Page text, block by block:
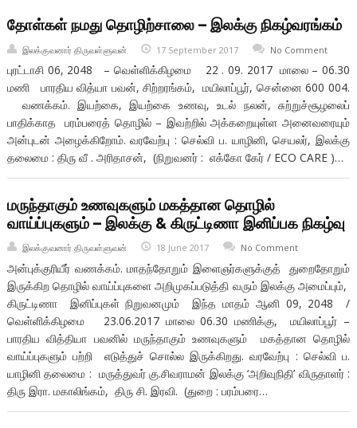
தோள்கள் நமது தொழிற்சாலை – இலக்கு நிகழ்வரங்கம்
இலக்குவனார் திருவள்ளுவன் 17 September 2017 No Comment
புரட்டாசி 06, 2048 – வெள்ளிக்கிழமை 22 . 09. 2017 மாலை – 06.30
மணி பாரதிய வித்யா பவன், சிற்றரங்கம், மயிலாப்பூர், சென்னை 600 004.
வணக்கம். இயற்கை, இயற்கை உணவு, உடல் நலன், சுற்றுச்சூழலைப்
பாதிக்காத பரம்பரைத் தொழில் – இவற்றில் அக்கறையுள்ள அனைவரையும்
அன்புடன் அழைக்கிறோம். வரவேற்பு : செல்வி ப. யாழினி, செயலர், இலக்கு
தலைமை : திரு வீ . அரிதாசன், (நிறுவனர் : எக்கோ கேர் / ECO CARE )…
மருந்தாகும் உணவுகளும் மகத்தான தொழில்
வாய்ப்புகளும் – இலக்கு & கிருட்டிணா இனிப்பக நிகழ்வு
இலக்குவனார் திருவள்ளுவன் 18 June 2017 No Comment
அன்புக்குரியீர் வணக்கம். மாதந்தோறும் இளைஞர்களுக்குத் துறைதோறும்
இருக்கிற தொழில் வாய்ப்புகளை அறிமுகப்படுத்தி வரும் இலக்கு அமைப்பும்,
கிருட்டிணா இனிப்புகள் நிறுவனமும் இந்த மாதம் ஆனி 09, 2048 /
வெள்ளிக்கிழமை 23.06.2017 மாலை 06.30 மணிக்கு, மயிலாப்பூர் –
பாரதிய வித்தியா பவனில் மருந்தாகும் உணவுகளும் மகத்தான தொழில்
வாய்ப்புகளும் பற்றி எடுத்துச் சொல்ல இருக்கிறது. வரவேற்பு : செல்வி ப.
யாழினி தலைமை : மருத்துவர் கு.சிவராமன் இலக்கு ‘அறிவுநிதி’ விருதாளர் :
திரு இரா. மகாலிங்கம், திரு சி. இரவி. (துறை : பரம்பரை…